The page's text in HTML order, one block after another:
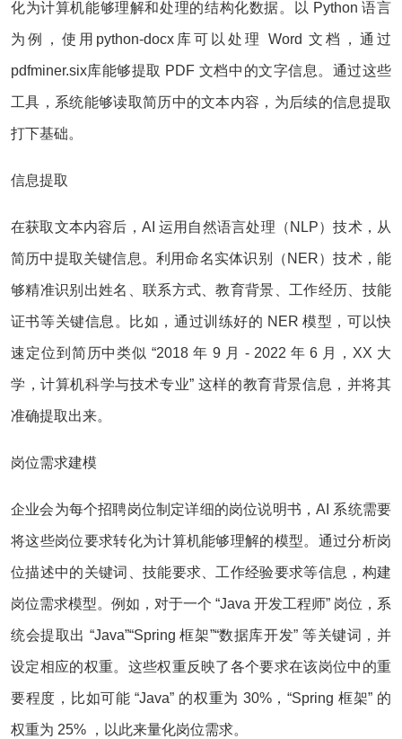
化为计算机能够理解和处理的结构化数据。以 Python 语言
为例，使用python-docx库可以处理 Word 文档，通过
pdfminer.six库能够提取 PDF 文档中的文字信息。通过这些
工具，系统能够读取简历中的文本内容，为后续的信息提取
打下基础。
信息提取
在获取文本内容后，AI 运用自然语言处理（NLP）技术，从
简历中提取关键信息。利用命名实体识别（NER）技术，能
够精准识别出姓名、联系方式、教育背景、工作经历、技能
证书等关键信息。比如，通过训练好的 NER 模型，可以快
速定位到简历中类似 “2018 年 9 月 - 2022 年 6 月，XX 大
学，计算机科学与技术专业” 这样的教育背景信息，并将其
准确提取出来。
岗位需求建模
企业会为每个招聘岗位制定详细的岗位说明书，AI 系统需要
将这些岗位要求转化为计算机能够理解的模型。通过分析岗
位描述中的关键词、技能要求、工作经验要求等信息，构建
岗位需求模型。例如，对于一个 “Java 开发工程师” 岗位，系
统会提取出 “Java”“Spring 框架”“数据库开发” 等关键词，并
设定相应的权重。这些权重反映了各个要求在该岗位中的重
要程度，比如可能 “Java” 的权重为 30%，“Spring 框架” 的
权重为 25% ，以此来量化岗位需求。